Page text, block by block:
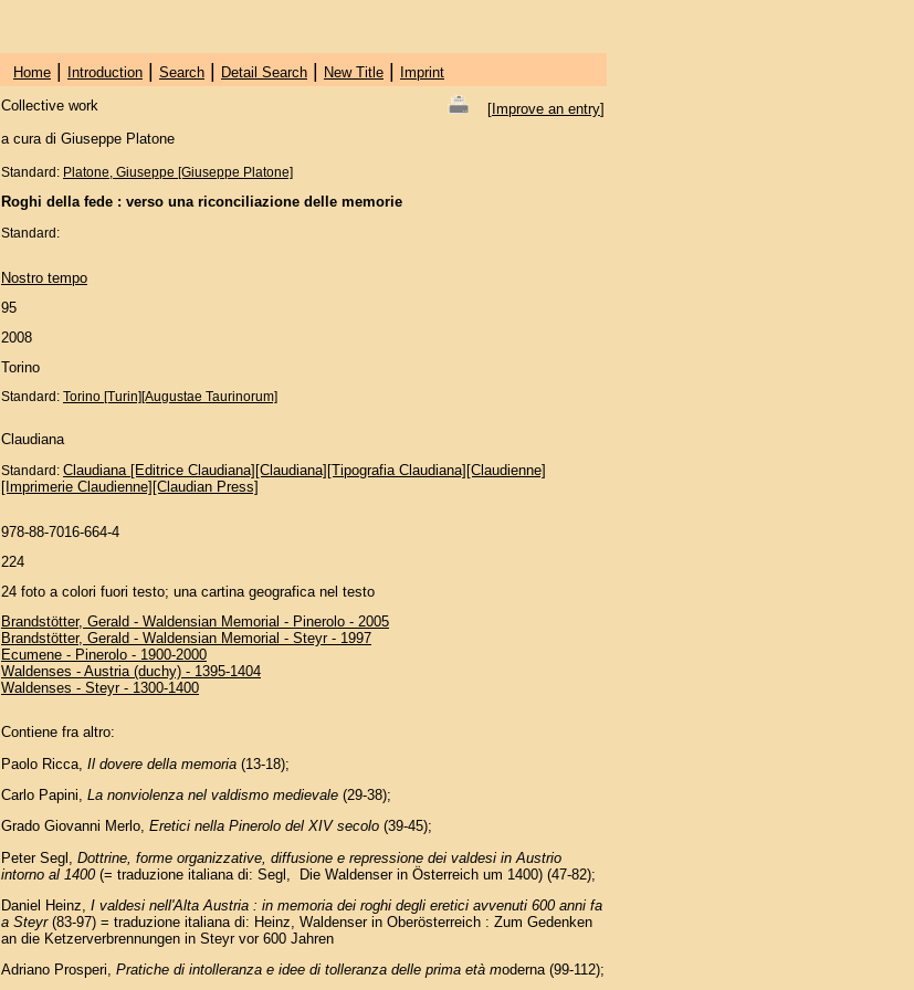
Home| Introduction| Search| Detail Search| New Title|
Imprint
Collective work [Improve an entry]
a cura di Giuseppe Platone
Standard: Platone, Giuseppe [Giuseppe Platone]
Roghi della fede : verso una riconciliazione delle memorie
Standard:
Nostro tempo
95
2008
Torino
Standard: Torino [Turin][Augustae Taurinorum]
Claudiana
Standard: Claudiana [Editrice Claudiana][Claudiana][Tipografia Claudiana][Claudienne]
[Imprimerie Claudienne][Claudian Press]
978-88-7016-664-4
224
24 foto a colori fuori testo; una cartina geografica nel testo
Brandstötter, Gerald - Waldensian Memorial - Pinerolo - 2005
Brandstötter, Gerald - Waldensian Memorial - Steyr - 1997
Ecumene - Pinerolo - 1900-2000
Waldenses - Austria (duchy) - 1395-1404
Waldenses - Steyr - 1300-1400
Contiene fra altro:
Paolo Ricca, Il dovere della memoria(13-18);
Carlo Papini, La nonviolenza nel valdismo medievale (29-38);
Grado Giovanni Merlo, Eretici nella Pinerolo del XIV secolo (39-45);
Peter Segl, Dottrine, forme organizzative, diffusione e repressione dei valdesi in Austrio
intorno al 1400(= traduzione italiana di: Segl, Die Waldenser in Österreich um 1400) (47-82);
Daniel Heinz, I valdesi nell'Alta Austria : in memoria dei roghi degli eretici avvenuti 600 anni fa
a Steyr(83-97) = traduzione italiana di: Heinz, Waldenser in Oberösterreich : Zum Gedenken
an die Ketzerverbrennungen in Steyr vor 600 Jahren
Adriano Prosperi, Pratiche di intolleranza e idee di tolleranza delle prima età moderna (99-112);